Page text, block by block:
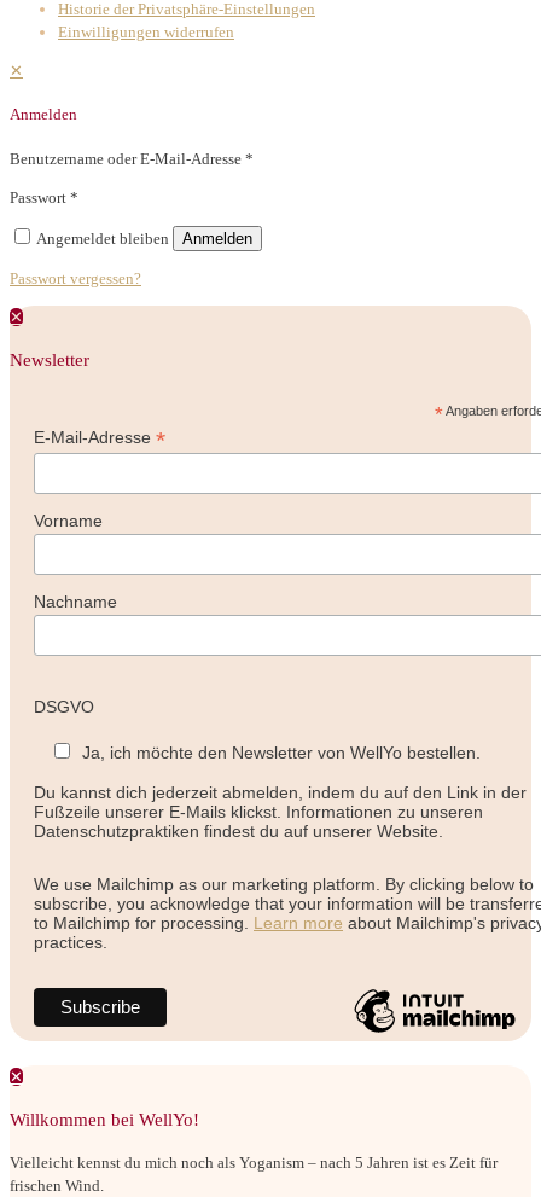
Historie der Privatsphäre-Einstellungen
Einwilligungen widerrufen
✕
Anmelden
Benutzername oder E-Mail-Adresse *
Passwort *
Angemeldet bleiben Anmelden
Passwort vergessen?
✕
Newsletter
*Angaben
E-Mail-Adresse *
Vorname
Nachname
DSGVO
Ja, ich möchte den Newsletter von WellYo bestellen.
Du kannst dich jederzeit abmelden, indem du auf den Link in der
Fußzeile unserer E-Mails klickst. Informationen zu unseren
Datenschutzpraktiken findest du auf unserer Website.
We use Mailchimp as our marketing platform. By clicking below to
subscribe, you acknowledge that your information will be
to Mailchimp for processing. Learn more about Mailchimp's
practices.
✕
Willkommen bei WellYo!
Vielleicht kennst du mich noch als Yoganism – nach 5 Jahren ist es Zeit für
frischen Wind.